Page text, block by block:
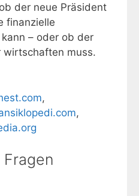
der neue Präsident
finanzielle
– oder ob der
wirtschaften muss.
,
,